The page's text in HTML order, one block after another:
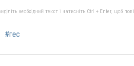
необхідний текст і натисніть Ctrl + Enter, щоб
#гес